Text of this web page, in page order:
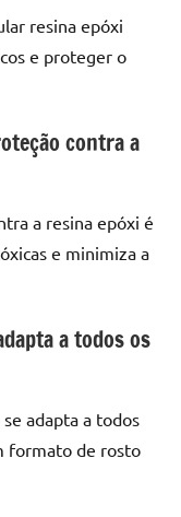
resina epóxi
e proteger o
contra a
a resina epóxi é
e minimiza a
a todos os
adapta a todos
formato de rosto